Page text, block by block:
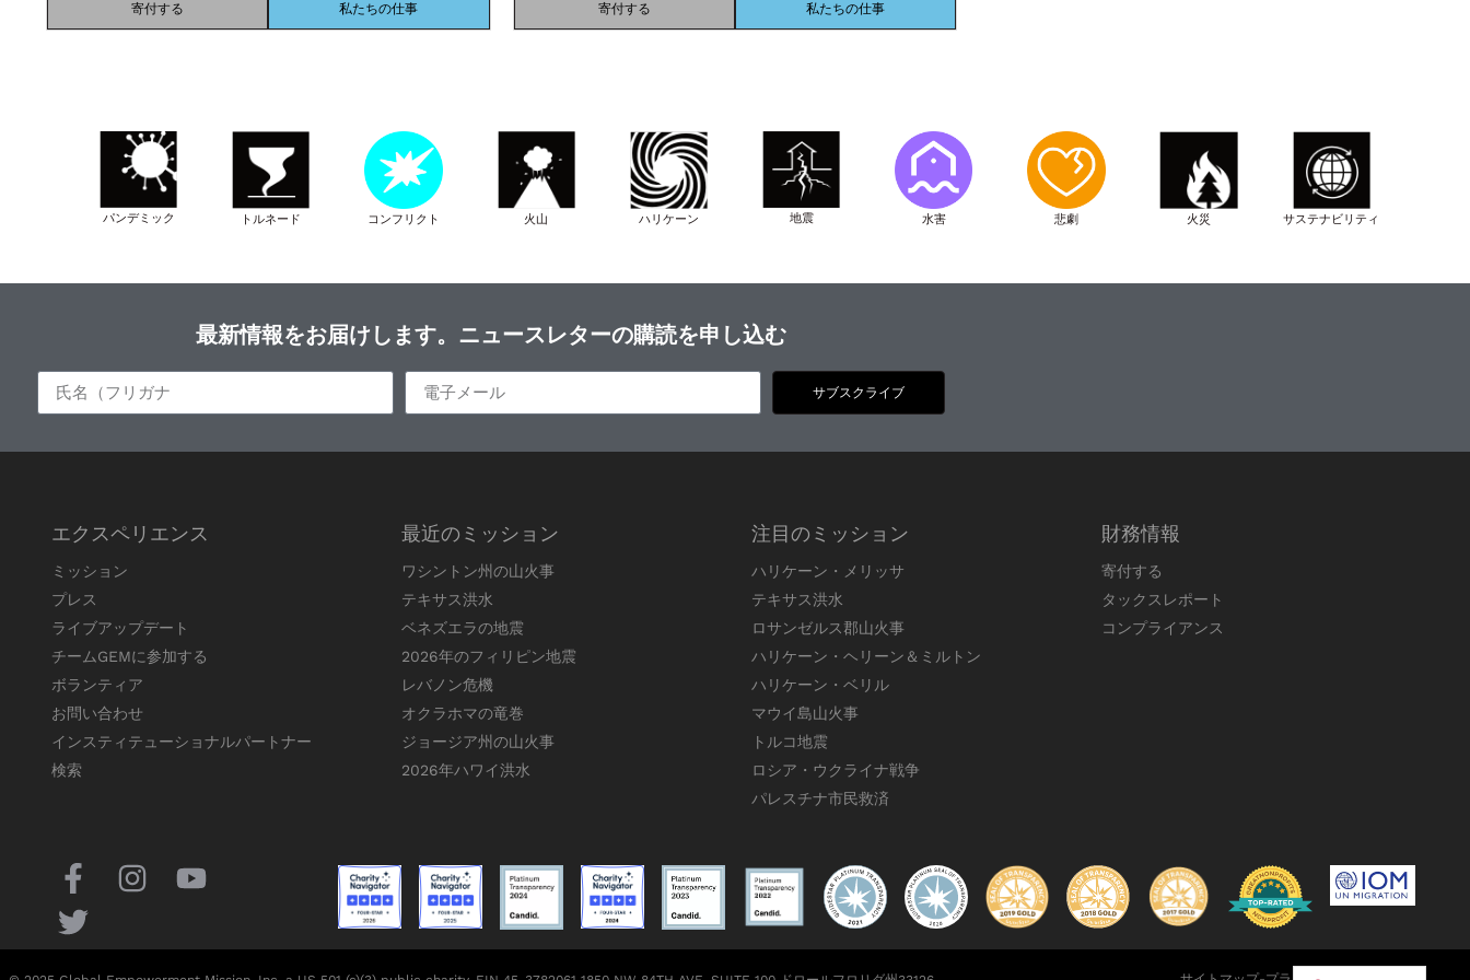
寄付する 私たちの仕事 寄付する 私たちの仕事
パンデミック トルネード コンフリクト 火山 ハリケーン 地震 水害 悲劇 火災 サステナビリティ
最新情報をお届けします。ニュースレターの購読を申し込む
サブスクライブ
エクスペリエンス
ミッション
プレス
ライブアップデート
チームGEMに参加する
ボランティア
お問い合わせ
インスティテューショナルパートナー
検索
最近のミッション
ワシントン州の山火事
テキサス洪水
ベネズエラの地震
2026年のフィリピン地震
レバノン危機
オクラホマの竜巻
ジョージア州の山火事
2026年ハワイ洪水
注目のミッション
ハリケーン・メリッサ
テキサス洪水
ロサンゼルス郡山火事
ハリケーン・ヘリーン＆ミルトン
ハリケーン・ベリル
マウイ島山火事
トルコ地震
ロシア・ウクライナ戦争
パレスチナ市民救済
財務情報
寄付する
タックスレポート
コンプライアンス